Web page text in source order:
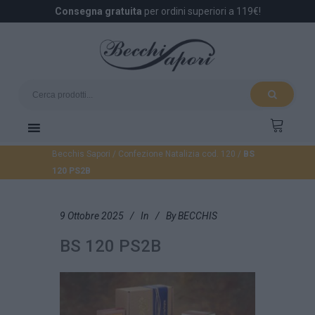
Consegna gratuita per ordini superiori a 119€!
Becchis Sapori / Confezione Natalizia cod. 120 / BS
120 PS2B
9 Ottobre 2025 In By BECCHIS
BS 120 PS2B